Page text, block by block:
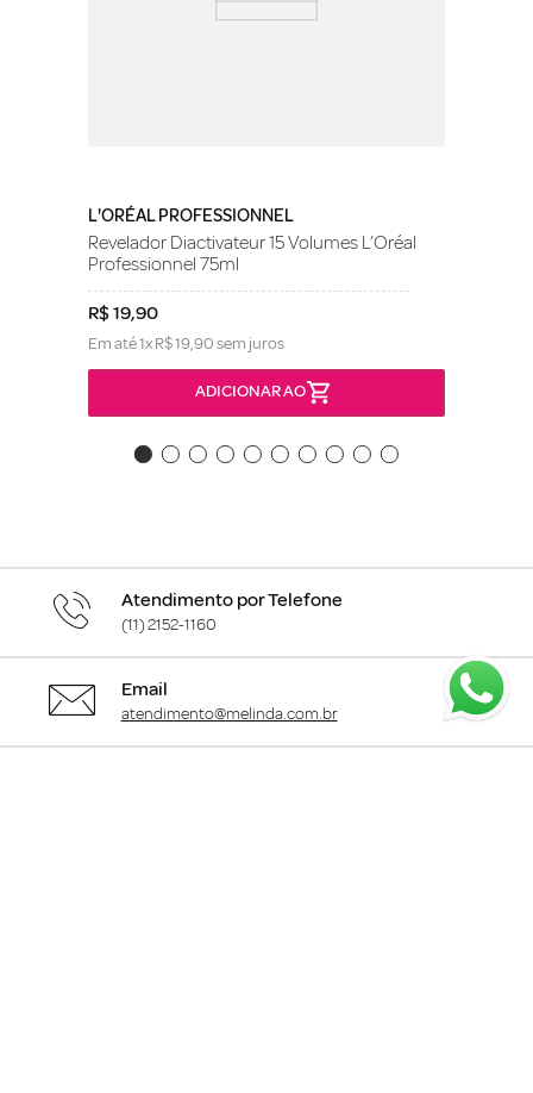
L'ORÉAL PROFESSIONNEL
Revelador Diactivateur 15 Volumes L’Oréal
Professionnel 75ml
R$19,90
Em até1xR$19,90sem juros
ADICIONAR AO
Atendimento por Telefone
(11) 2152-1160
Email
atendimento@melinda.com.br